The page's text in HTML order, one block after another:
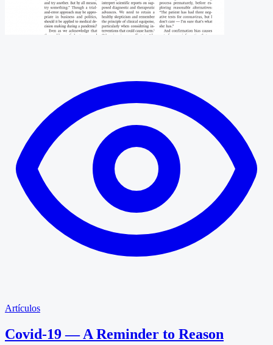
Artículos
Covid-19 — A Reminder to Reason